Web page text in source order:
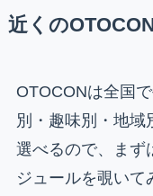
近くの
OTOCONは全国
別・趣味別・地域
選べるので、まず
ジュールを覗いて